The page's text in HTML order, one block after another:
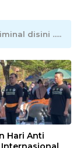
disini .....
Hari Anti